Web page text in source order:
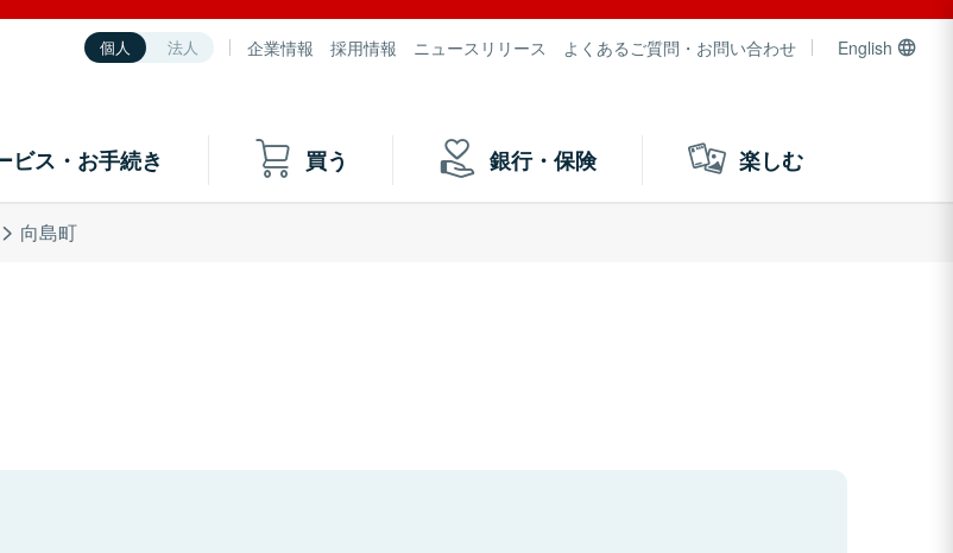
個人 法人 企業情報 採用情報 ニュースリリース よくあるご質問・お問い合わせ English
ビス・お手続き 買う 銀行・保険 楽しむ
向島町